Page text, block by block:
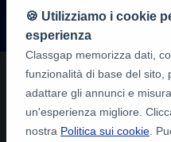
🍪 Utilizziamo i cookie
esperienza
Classgap memorizza dati,
funzionalità di base del sito,
adattare gli annunci e
un'esperienza migliore.
nostra Politica sui cookie .